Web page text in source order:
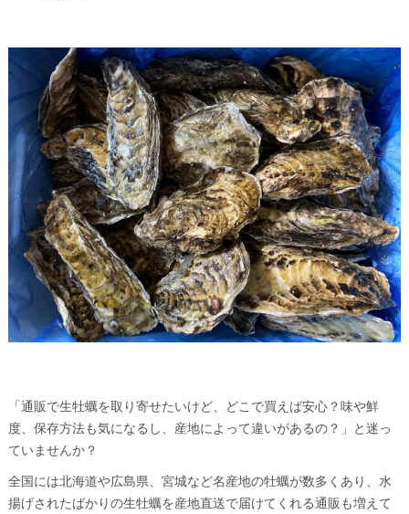
「通販で生牡蠣を取り寄せたいけど、どこで買えば安心？味や鮮
度、保存方法も気になるし、産地によって違いがあるの？」と迷っ
ていませんか？
全国には北海道や広島県、宮城など名産地の牡蠣が数多くあり、水
揚げされたばかりの生牡蠣を産地直送で届けてくれる通販も増えて